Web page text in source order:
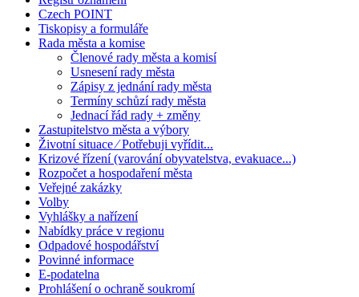
Czech POINT
Tiskopisy a formuláře
Rada města a komise
Členové rady města a komisí
Usnesení rady města
Zápisy z jednání rady města
Termíny schůzí rady města
Jednací řád rady + změny
Zastupitelstvo města a výbory
Životní situace ⁄ Potřebuji vyřídit...
Krizové řízení (varování obyvatelstva, evakuace...)
Rozpočet a hospodaření města
Veřejné zakázky
Volby
Vyhlášky a nařízení
Nabídky práce v regionu
Odpadové hospodářství
Povinné informace
E-podatelna
Prohlášení o ochraně soukromí